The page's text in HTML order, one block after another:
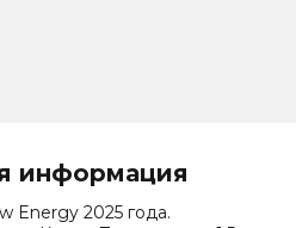
информация
Energy 2025 года.